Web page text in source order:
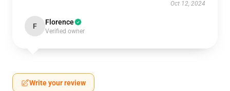
Oct 12, 2024
F Florence
Verified owner
Write your review